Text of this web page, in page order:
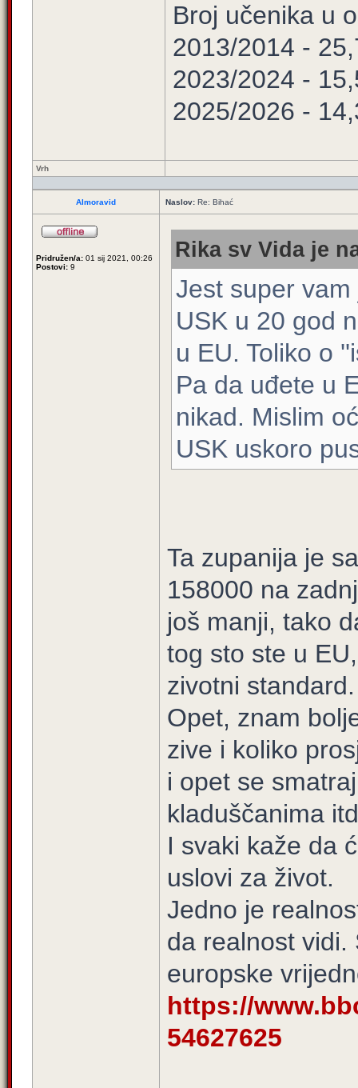
Broj učenika u
2013/2014 -
2023/2024 -
2025/2026 -
Vrh
Almoravid Naslov: Re: Bihać
Pridružen/a: 01 sij 2021, 00:26
Postovi: 9
Rika sv Vida je
Jest super
USK u 20 god
u EU. Toliko o
Pa da uđete u
nikad. Mislim
USK uskoro
Ta zupanija je
158000 na
još manji, tako
tog sto ste u
zivotni standard.
Opet, znam
zive i koliko
i opet se
kladuščanima
I svaki kaže da
uslovi za život.
Jedno je
da realnost vidi.
europske
https://
54627625